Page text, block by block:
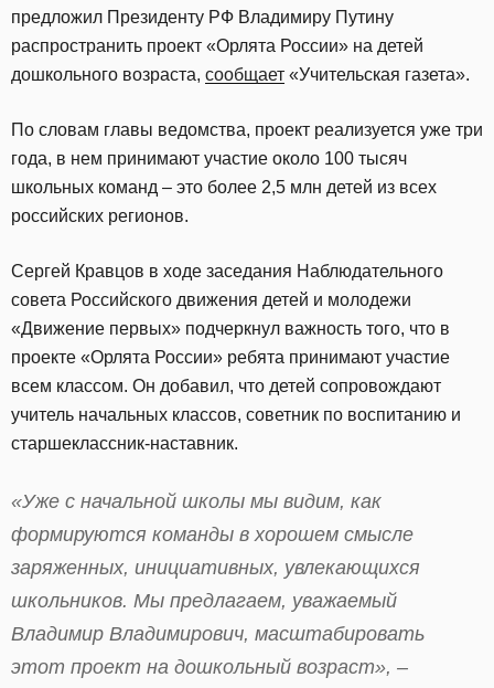
предложил Президенту РФ Владимиру Путину
распространить проект «Орлята России» на детей
дошкольного возраста, сообщает «Учительская газета».
По словам главы ведомства, проект реализуется уже три
года, в нем принимают участие около 100 тысяч
школьных команд – это более 2,5 млн детей из всех
российских регионов.
Сергей Кравцов в ходе заседания Наблюдательного
совета Российского движения детей и молодежи
«Движение первых» подчеркнул важность того, что в
проекте «Орлята России» ребята принимают участие
всем классом. Он добавил, что детей сопровождают
учитель начальных классов, советник по воспитанию и
старшеклассник-наставник.
«Уже с начальной школы мы видим, как
формируются команды в хорошем смысле
заряженных, инициативных, увлекающихся
школьников. Мы предлагаем, уважаемый
Владимир Владимирович, масштабировать
этот проект на дошкольный возраст», –